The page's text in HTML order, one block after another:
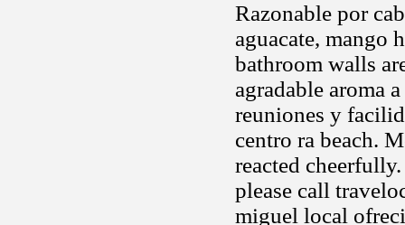
Razonable por
aguacate, mango
bathroom walls
agradable aroma
reuniones y
centro ra beach.
reacted
please call
miguel local